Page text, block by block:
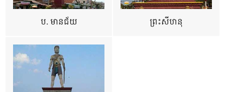
ប. មានជ័យ ព្រះសីហនុ